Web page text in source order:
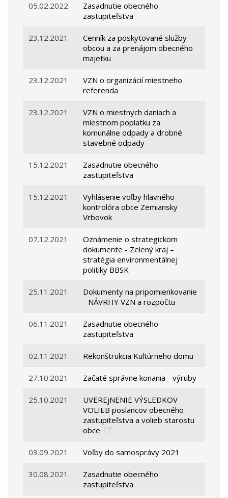
05.02.2022
Zasadnutie obecného
zastupiteľstva
23.12.2021
Cenník za poskytované služby
obcou a za prenájom obecného
majetku
23.12.2021
VZN o organizácií miestneho
referenda
23.12.2021
VZN o miestnych daniach a
miestnom poplatku za
komunálne odpady a drobné
stavebné odpady
15.12.2021
Zasadnutie obecného
zastupiteľstva
15.12.2021
Vyhlásenie voľby hlavného
kontrolóra obce Zemiansky
Vrbovok
07.12.2021
Oznámenie o strategickom
dokumente - Zelený kraj –
stratégia environmentálnej
politiky BBSK
25.11.2021
Dokumenty na pripomienkovanie
- NÁVRHY VZN a rozpočtu
06.11.2021
Zasadnutie obecného
zastupiteľstva
02.11.2021 Rekonštrukcia Kultúrneho domu
27.10.2021 Začaté správne konania - výruby
25.10.2021
UVEREjNENIE VÝSLEDKOV
VOLIEB poslancov obecného
zastupiteľstva a volieb starostu
obce
03.09.2021 Voľby do samosprávy 2021
30.08.2021
Zasadnutie obecného
zastupiteľstva